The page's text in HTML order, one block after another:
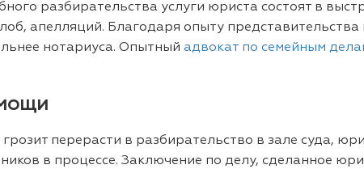
разбирательства услуги юриста состоят в
апелляций. Благодаря опыту представительства
нотариуса. Опытный адвокат по семейным
перерасти в разбирательство в зале суда,
в процессе. Заключение по делу, сделанное